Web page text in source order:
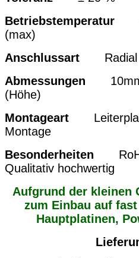
Betriebstemperatur
(max)
Anschlussart Radial
Abmessungen 10mm
(Höhe)
Montageart
Montage
Besonderheiten
Qualitativ hochwertig
Aufgrund der kleinen
zum Einbau auf
Hauptplatinen,